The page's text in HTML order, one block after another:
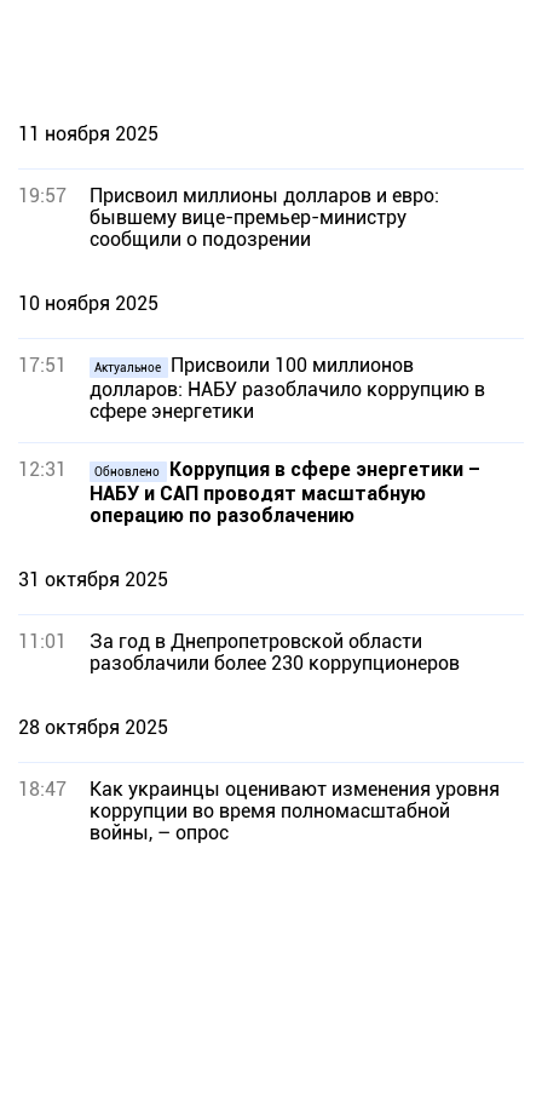
11 ноября 2025
19:57
Присвоил миллионы долларов и евро:
бывшему вице-премьер-министру
сообщили о подозрении
10 ноября 2025
17:51 Актуальное
Присвоили 100 миллионов
долларов: НАБУ разоблачило коррупцию в
сфере энергетики
12:31 Обновлено
Коррупция в сфере энергетики –
НАБУ и САП проводят масштабную
операцию по разоблачению
31 октября 2025
11:01
За год в Днепропетровской области
разоблачили более 230 коррупционеров
28 октября 2025
18:47
Как украинцы оценивают изменения уровня
коррупции во время полномасштабной
войны, – опрос